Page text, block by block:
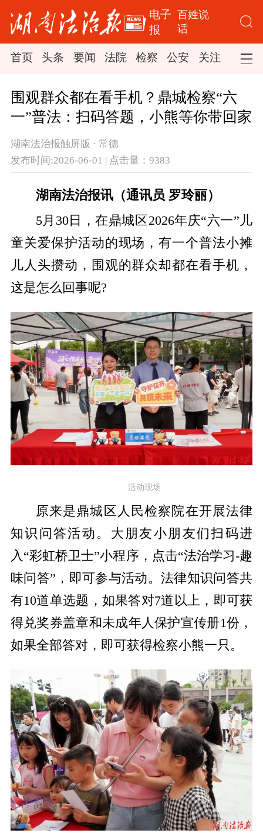
电子
报
百姓说
话
首页 头条 要闻 法院 检察 公安 关注 司法
围观群众都在看手机？鼎城检察“六
一”普法：扫码答题，小熊等你带回家
湖南法治报触屏版 · 常德
发布时间:2026-06-01 | 点击量：9383
湖南法治报讯（通讯员 罗玲丽）
5月30日，在鼎城区2026年庆“六一”儿
童关爱保护活动的现场，有一个普法小摊
儿人头攒动，围观的群众却都在看手机，
这是怎么回事呢?
活动现场
原来是鼎城区人民检察院在开展法律
知识问答活动。大朋友小朋友们扫码进
入“彩虹桥卫士”小程序，点击“法治学习-趣
味问答”，即可参与活动。法律知识问答共
有10道单选题，如果答对7道以上，即可获
得兑奖券盖章和未成年人保护宣传册1份，
如果全部答对，即可获得检察小熊一只。